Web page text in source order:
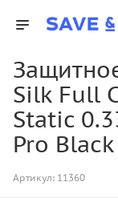
Silk Full
Static
Pro Black
Артикул: 11360